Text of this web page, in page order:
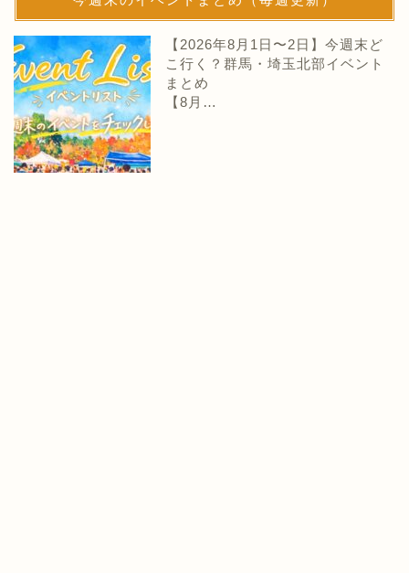
【2026年8月1日〜2日】今週末ど
こ行く？群馬・埼玉北部イベント
まとめ
【8月…